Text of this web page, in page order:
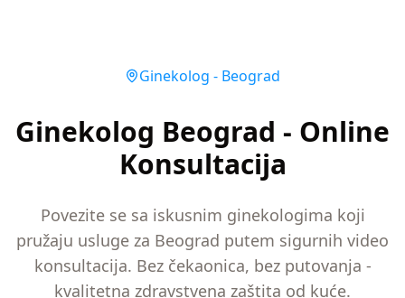
Ginekolog - Beograd
Ginekolog Beograd - Online
Konsultacija
Povezite se sa iskusnim ginekologima koji
pružaju usluge za Beograd putem sigurnih video
konsultacija. Bez čekaonica, bez putovanja -
kvalitetna zdravstvena zaštita od kuće.